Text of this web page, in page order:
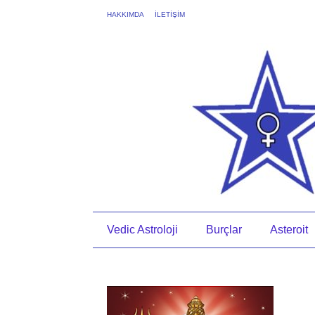
HAKKIMDA İLETİŞİM
Vedic Astroloji Burçlar Asteroit